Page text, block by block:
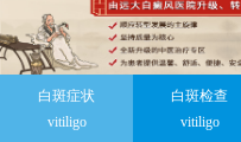
白斑症状
vitiligo
白斑检查
vitiligo